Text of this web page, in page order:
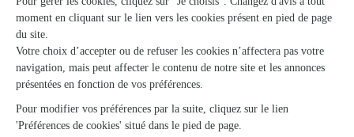
★ ★ ★ ★ ★
vos beaux bouquets de fleurs
satisfaction et ont toujours fait grands plaisir à celles qui les
les ont reçus toujours avec grand soin